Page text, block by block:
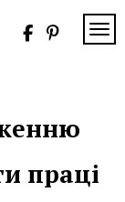
праці